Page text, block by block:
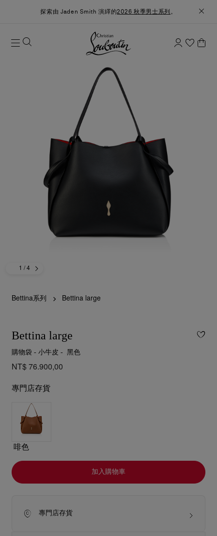
探索由 Jaden Smith 演繹的2026 秋季男士系列 。
1 / 4
Bettina系列 Bettina large
Bettina large
購物袋 - 小牛皮 - 黑色
NT$ 76.900,00
專門店存貨
啡色
加入購物車
專門店存貨